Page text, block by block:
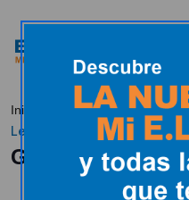
Inicio Actualidad
Leclerc
Ganador carro